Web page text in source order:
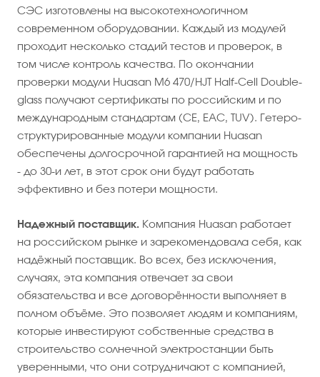
СЭС изготовлены на высокотехнологичном
современном оборудовании. Каждый из модулей
проходит несколько стадий тестов и проверок, в
том числе контроль качества. По окончании
проверки модули Huasan M6 470/HJT Half-Cell Double-
glass получают сертификаты по российским и по
международным стандартам (CE, EAC, TUV). Гетеро-
структурированные модули компании Huasan
обеспечены долгосрочной гарантией на мощность
- до 30-и лет, в этот срок они будут работать
эффективно и без потери мощности.
Надежный поставщик. Компания Huasan работает
на российском рынке и зарекомендовала себя, как
надёжный поставщик. Во всех, без исключения,
случаях, эта компания отвечает за свои
обязательства и все договорённости выполняет в
полном объёме. Это позволяет людям и компаниям,
которые инвестируют собственные средства в
строительство солнечной электростанции быть
уверенными, что они сотрудничают с компанией,